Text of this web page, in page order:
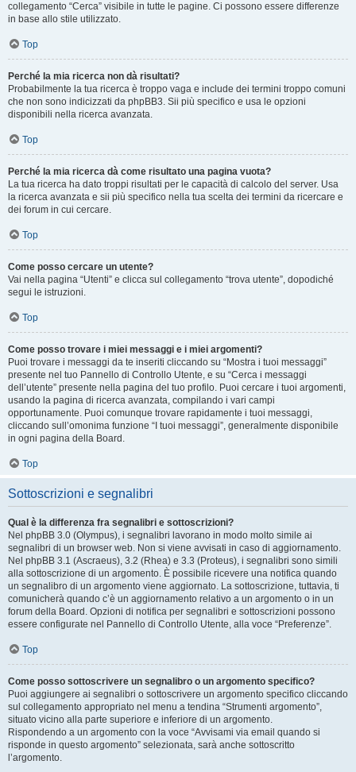
collegamento “Cerca” visibile in tutte le pagine. Ci possono essere differenze
in base allo stile utilizzato.
Top
Perché la mia ricerca non dà risultati?
Probabilmente la tua ricerca è troppo vaga e include dei termini troppo comuni
che non sono indicizzati da phpBB3. Sii più specifico e usa le opzioni
disponibili nella ricerca avanzata.
Top
Perché la mia ricerca dà come risultato una pagina vuota?
La tua ricerca ha dato troppi risultati per le capacità di calcolo del server. Usa
la ricerca avanzata e sii più specifico nella tua scelta dei termini da ricercare e
dei forum in cui cercare.
Top
Come posso cercare un utente?
Vai nella pagina “Utenti” e clicca sul collegamento “trova utente”, dopodiché
segui le istruzioni.
Top
Come posso trovare i miei messaggi e i miei argomenti?
Puoi trovare i messaggi da te inseriti cliccando su “Mostra i tuoi messaggi”
presente nel tuo Pannello di Controllo Utente, e su “Cerca i messaggi
dell’utente” presente nella pagina del tuo profilo. Puoi cercare i tuoi argomenti,
usando la pagina di ricerca avanzata, compilando i vari campi
opportunamente. Puoi comunque trovare rapidamente i tuoi messaggi,
cliccando sull’omonima funzione “I tuoi messaggi”, generalmente disponibile
in ogni pagina della Board.
Top
Sottoscrizioni e segnalibri
Qual è la differenza fra segnalibri e sottoscrizioni?
Nel phpBB 3.0 (Olympus), i segnalibri lavorano in modo molto simile ai
segnalibri di un browser web. Non si viene avvisati in caso di aggiornamento.
Nel phpBB 3.1 (Ascraeus), 3.2 (Rhea) e 3.3 (Proteus), i segnalibri sono simili
alla sottoscrizione di un argomento. È possibile ricevere una notifica quando
un segnalibro di un argomento viene aggiornato. La sottoscrizione, tuttavia, ti
comunicherà quando c’è un aggiornamento relativo a un argomento o in un
forum della Board. Opzioni di notifica per segnalibri e sottoscrizioni possono
essere configurate nel Pannello di Controllo Utente, alla voce “Preferenze”.
Top
Come posso sottoscrivere un segnalibro o un argomento specifico?
Puoi aggiungere ai segnalibri o sottoscrivere un argomento specifico cliccando
sul collegamento appropriato nel menu a tendina “Strumenti argomento”,
situato vicino alla parte superiore e inferiore di un argomento.
Rispondendo a un argomento con la voce “Avvisami via email quando si
risponde in questo argomento” selezionata, sarà anche sottoscritto
l’argomento.